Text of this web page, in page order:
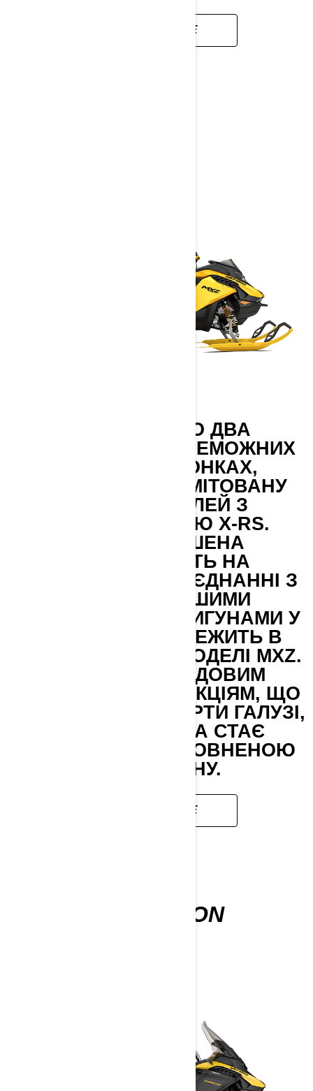
ДОКЛАДНІШЕ
ВІДЗНАЧАЄМО ДВА
ДЕСЯТИЛІТТЯ ПЕРЕМОЖНИХ
ВИСТУПІВ У ГОНКАХ,
ВИПУСТИВШИ ЛІМІТОВАНУ
СЕРІЮ МОДЕЛЕЙ З
КОМПЛЕКТАЦІЄЮ X-RS.
НЕПЕРЕВЕРШЕНА
МАНЕВРЕНІСТЬ НА
БЕЗДОРІЖЖІ В ПОЄДНАННІ З
НАЙСУЧАСНІШИМИ
ДВОТАКТНИМИ ДВИГУНАМИ У
СВОЄМУ КЛАСІ ЛЕЖИТЬ В
ОСНОВІ КОЖНОЇ МОДЕЛІ MXZ.
ЗАВДЯКИ ПЕРЕДОВИМ
ПІДВІСКАМ ТА ФУНКЦІЯМ, ЩО
ЗАДАЮТЬ СТАНДАРТИ ГАЛУЗІ,
КОЖНА ПОЇЗДКА СТАЄ
ПОДОРОЖЖЮ, СПОВНЕНОЮ
АДРЕНАЛІНУ.
ДОКЛАДНІШЕ
EXPEDITION